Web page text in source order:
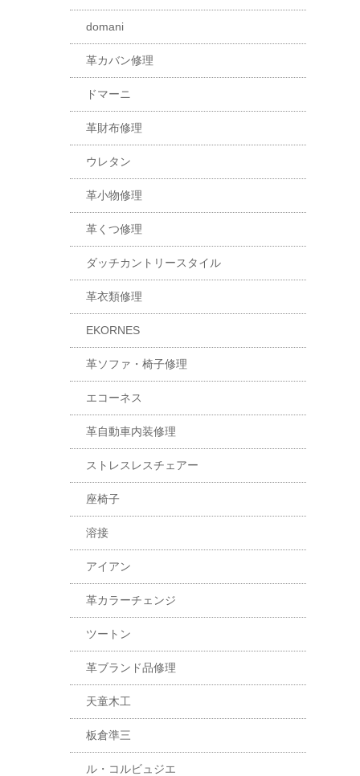
domani
革カバン修理
ドマーニ
革財布修理
ウレタン
革小物修理
革くつ修理
ダッチカントリースタイル
革衣類修理
EKORNES
革ソファ・椅子修理
エコーネス
革自動車内装修理
ストレスレスチェアー
座椅子
溶接
アイアン
革カラーチェンジ
ツートン
革ブランド品修理
天童木工
板倉準三
ル・コルビュジエ